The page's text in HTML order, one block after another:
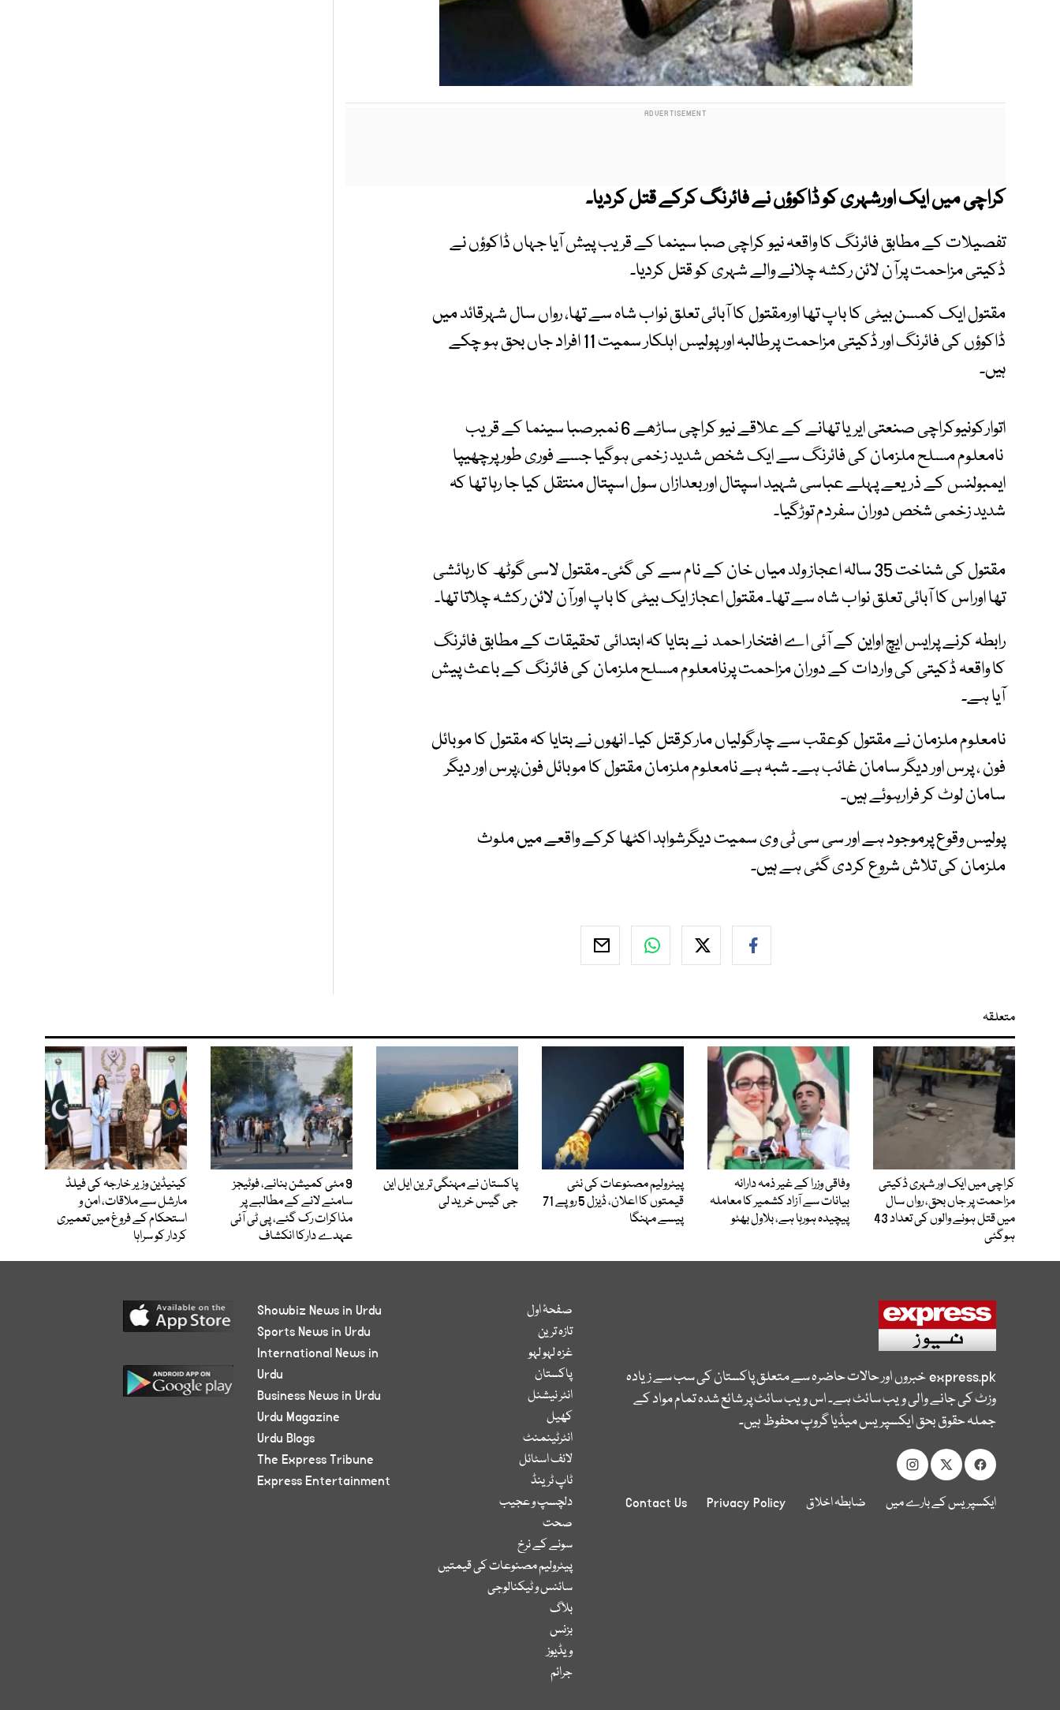
کراچی میں ایک اورشہری کو ڈاکوؤں نے فائرنگ کرکے قتل کردیا۔
تفصیلات کے مطابق فائرنگ کا واقعہ نیو کراچی صبا سینما کے قریب پیش آیا جہاں ڈاکوؤں نے
ڈکیتی مزاحمت پرآن لائن رکشہ چلانے والے شہری کو قتل کردیا۔
مقتول ایک کمسن بیٹی کا باپ تھا اورمقتول کا آبائی تعلق نواب شاہ سے تھا، رواں سال شہرقائد میں
ڈاکوؤں کی فائرنگ اور ڈکیتی مزاحمت پرطالبہ اور پولیس اہلکار سمیت 11 افراد جاں بحق ہو چکے
ہیں۔
اتوارکونیوکراچی صنعتی ایریا تھانے کے علاقے نیو کراچی ساڑھے 6 نمبرصبا سینما کے قریب
نامعلوم مسلح ملزمان کی فائرنگ سے ایک شخص شدید زخمی ہوگیا جسے فوری طورپرچھیپا
ایمبولنس کے ذریعے پہلے عباسی شہید اسپتال اوربعدازاں سول اسپتال منتقل کیا جا رہا تھا کہ
شدید زخمی شخص دوران سفردم توڑگیا۔
مقتول کی شناخت 35 سالہ اعجاز ولد میاں خان کے نام سے کی گئی۔ مقتول لاسی گوٹھ کا رہائشی
تھا اوراس کا آبائی تعلق نواب شاہ سے تھا۔ مقتول اعجاز ایک بیٹی کا باپ اورآن لائن رکشہ چلاتا تھا۔
رابطہ کرنے پرایس ایچ اواین کے آئی اے افتخار احمد نے بتایا کہ ابتدائی تحقیقات کے مطابق فائرنگ
کا واقعہ ڈکیتی کی واردات کے دوران مزاحمت پرنامعلوم مسلح ملزمان کی فائرنگ کے باعث پیش
آیا ہے۔
نامعلوم ملزمان نے مقتول کوعقب سے چارگولیاں مارکرقتل کیا۔ انھوں نے بتایا کہ مقتول کا موبائل
فون ، پرس اور دیگر سامان غائب ہے۔ شبہ ہے نامعلوم ملزمان مقتول کا موبائل فون،پرس اور دیگر
سامان لوٹ کر فرارہوئے ہیں۔
پولیس وقوع پرموجود ہے اور سی سی ٹی وی سمیت دیگرشواہد اکٹھا کرکے واقعے میں ملوث
ملزمان کی تلاش شروع کردی گئی ہے ہیں۔
متعلقہ
کراچی میں ایک اور شہری ڈکیتی
مزاحمت پر جاں بحق، رواں سال
میں قتل ہونے والوں کی تعداد 43
ہوگئی
وفاقی وزرا کے غیر ذمہ دارانہ
بیانات سے آزاد کشمیر کا معاملہ
پیچیدہ ہورہا ہے، بلاول بھٹو
پیٹرولیم مصنوعات کی نئی
قیمتوں کا اعلان، ڈیزل 5 روپے 71
پیسے مہنگا
پاکستان نے مہنگی ترین ایل این
جی گیس خرید لی
9 مئی کمیشن بنانے، فوٹیجز
سامنے لانے کے مطالبے پر
مذاکرات رک گئے، پی ٹی آئی
عہدے دارکا انکشاف
کینیڈین وزیر خارجہ کی فیلڈ
مارشل سے ملاقات، امن و
استحکام کے فروغ میں تعمیری
کردار کو سراہا
express.pkخبروں اور حالات حاضرہ سے متعلق پاکستان کی سب سے زیادہ
وزٹ کی جانے والی ویب سائٹ ہے۔ اس ویب سائٹ پر شائع شدہ تمام مواد کے
جملہ حقوق بحق ایکسپریس میڈیا گروپ محفوظ ہیں۔
ایکسپریس کے بارے میں ضابطہ اخلاق Privacy Policy
Contact Us
صفحۂ اول
تازہ ترین
غزہ لہو لہو
پاکستان
انٹر نیشنل
کھیل
انٹرٹینمنٹ
لائف اسٹائل
ٹاپ ٹرینڈ
دلچسپ و عجیب
صحت
سونے کے نرخ
پیٹرولیم مصنوعات کی قیمتیں
سائنس و ٹیکنالوجی
بلاگ
بزنس
ویڈیوز
جرائم
Showbiz News in Urdu
Sports News in Urdu
International News in
Urdu
Business News in Urdu
Urdu Magazine
Urdu Blogs
The Express Tribune
Express Entertainment